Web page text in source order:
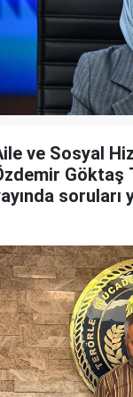
ve Sosyal
Göktaş
soruları